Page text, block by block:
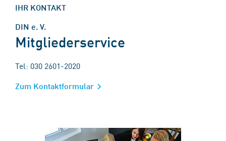
IHR KONTAKT
DIN e. V.
Mitgliederservice
Tel: 030 2601-2020
Zum Kontaktformular